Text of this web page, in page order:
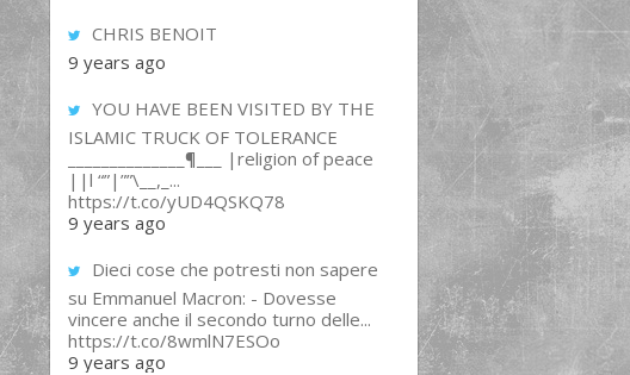
CHRIS BENOIT
9 years ago
YOU HAVE BEEN VISITED BY THE
ISLAMIC TRUCK OF TOLERANCE
______________¶___ |religion of peace
||l “”|””\__,_...
https://t.co/yUD4QSKQ78
9 years ago
Dieci cose che potresti non sapere
su Emmanuel Macron: - Dovesse
vincere anche il secondo turno delle...
https://t.co/8wmlN7ESOo
9 years ago